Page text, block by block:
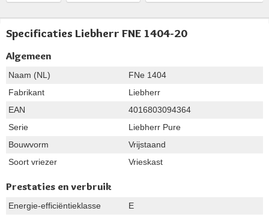
Specificaties Liebherr FNE 1404-20
Algemeen
Naam (NL)
FNe 1404
Fabrikant
Liebherr
EAN
4016803094364
Serie
Liebherr Pure
Bouwvorm
Vrijstaand
Soort vriezer
Vrieskast
Prestaties en verbruik
Energie-efficiëntieklasse
E